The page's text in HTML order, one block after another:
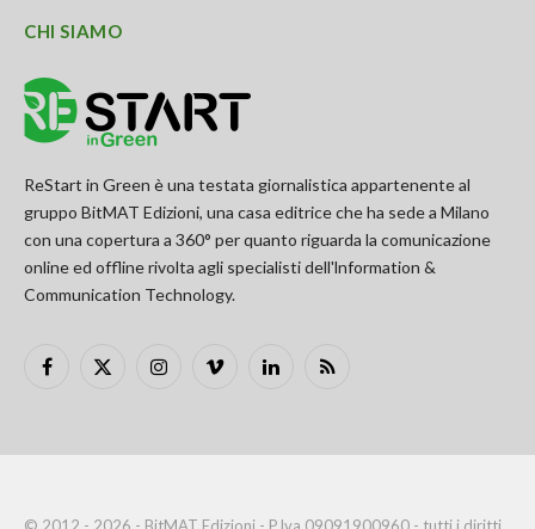
CHI SIAMO
ReStart in Green è una testata giornalistica appartenente al
gruppo BitMAT Edizioni, una casa editrice che ha sede a Milano
con una copertura a 360° per quanto riguarda la comunicazione
online ed offline rivolta agli specialisti dell'lnformation &
Communication Technology.
Facebook
X
InstagramVimeo LinkedInRSS